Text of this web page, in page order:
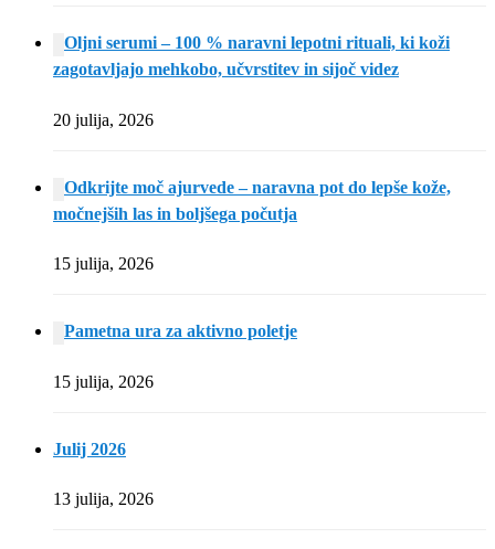
Oljni serumi – 100 % naravni lepotni rituali, ki koži
zagotavljajo mehkobo, učvrstitev in sijoč videz
20 julija, 2026
Odkrijte moč ajurvede – naravna pot do lepše kože,
močnejših las in boljšega počutja
15 julija, 2026
Pametna ura za aktivno poletje
15 julija, 2026
Julij 2026
13 julija, 2026